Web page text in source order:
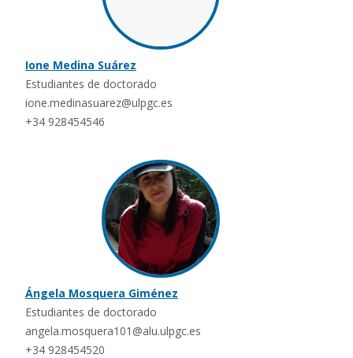
Ione Medina Suárez
Estudiantes de doctorado
ione.medinasuarez@ulpgc.es
+34 928454546
Ángela Mosquera Giménez
Estudiantes de doctorado
angela.mosquera101@alu.ulpgc.es
+34 928454520